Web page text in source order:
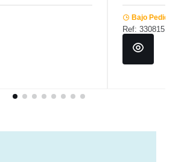
Bajo Pedido
Ref: 330815